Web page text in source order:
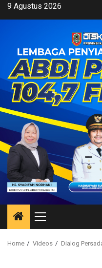
Skip9 Agustus 2026
Primary
Menu
Home Videos Dialog